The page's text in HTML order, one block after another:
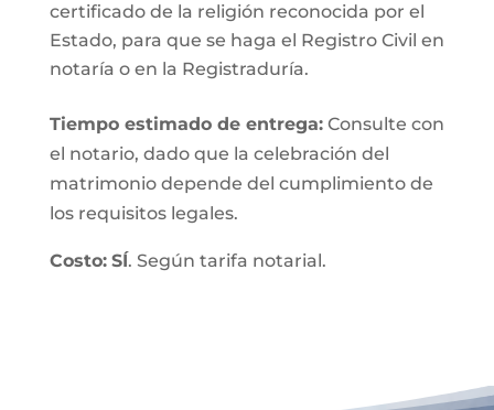
certificado de la religión reconocida por el
Estado, para que se haga el Registro Civil en
notaría o en la Registraduría.
Tiempo estimado de entrega:Consulte con
el notario, dado que la celebración del
matrimonio depende del cumplimiento de
los requisitos legales.
Costo: SÍ. Según tarifa notarial.